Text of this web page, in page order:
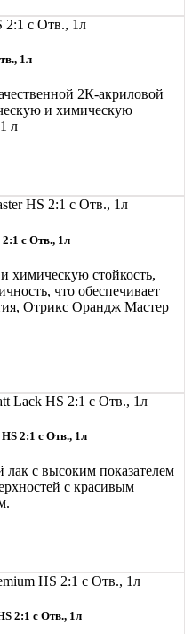
1л
2К-акриловой
и химическую
л
с Отв., 1л
химическую стойкость,
что обеспечивает
Отрикс Орандж Мастер
2:1 с Отв., 1л
с высоким показателем
с красивым
2:1 с Отв., 1л